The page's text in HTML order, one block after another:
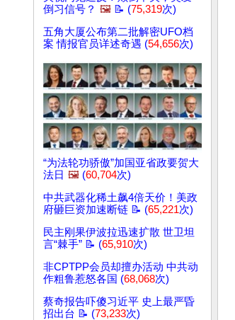
倒习信号？ 🖼️ 📝 (75,319次)
五角大厦公布第二批解密UFO档
案 情报官员详述奇遇 (54,656次)
“为法轮功骄傲”加国亚省政要贺大
法日 🖼️ (60,704次)
中共武器化稀土飙4倍天价！美政
府砸巨资加速断链 📝 (65,221次)
民主刚果伊波拉迅速扩散 世卫坦
言“棘手” 📝 (65,910次)
非CPTPP会员却擅办活动 中共动
作粗鲁惹怒各国 (68,068次)
蔡奇报告吓傻习近平 史上最严昏
招出台 📝 (73,233次)